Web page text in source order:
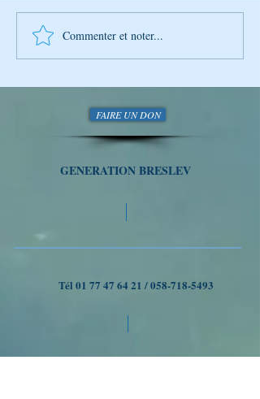
L’Univers de Breslev – Tou
BéAv : Un moment pour
Commenter et noter...
FAIRE UN DON
GENERATION BRESLEV
Tél 01 77 47 64 21 /058-718-5493